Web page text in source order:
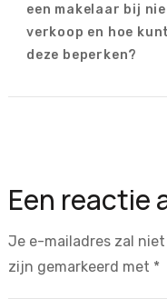
een makelaar bij
verkoop en hoe
deze beperken?
Een reactie
Je e-mailadres zal
zijn gemarkeerd met *